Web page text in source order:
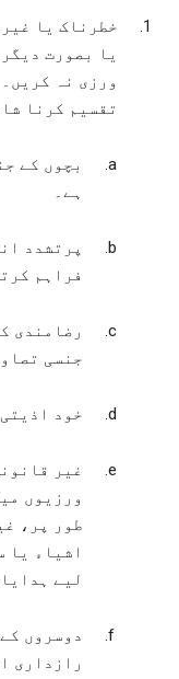
خطرناک یا
یا بصورت
ورزی نہ
تقسیم کرنا
بچوں کے
ہے۔
پرتشدد
فراہم
رضامندی
جنسی
خود
غیر
ورزیوں
طور پر،
اشیاء یا
لیے
دوسروں
رازداری